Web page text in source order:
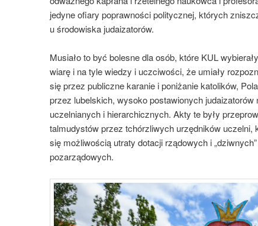
jedyne ofiary poprawności politycznej, których
u środowiska judaizatorów.
Musiało to być bolesne dla osób, które KUL
wiarę i na tyle wiedzy i uczciwości, że umiały
się przez publiczne karanie i poniżanie katolików,
przez lubelskich, wysoko postawionych judaizatorów
uczelnianych i hierarchicznych. Akty te były
talmudystów przez tchórzliwych urzędników uczelni,
się możliwością utraty dotacji rządowych i
pozarządowych.